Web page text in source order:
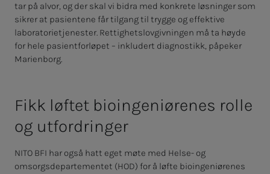
tar på alvor, og der skal vi bidra med konkrete løsninger som
sikrer at pasientene får tilgang til trygge og effektive
laboratorietjenester. Rettighetslovgivningen må ta høyde
for hele pasientforløpet – inkludert diagnostikk, påpeker
Marienborg.
Fikk løf­­­tet bio­­­in­­­ge­­­ni­ø­re­­­nes rol­­­le
og ut­­­ford­rin­­­ger
NITO BFI har også hatt eget møte med Helse- og
omsorgsdepartementet (HOD) for å løfte bioingeniørenes